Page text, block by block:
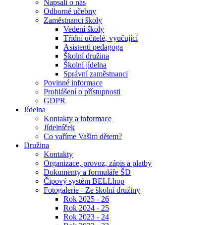
Napsali o nás
Odborné učebny
Zaměstnanci školy
Vedení školy
Třídní učitelé, vyučující
Asistenti pedagoga
Školní družina
Školní jídelna
Správní zaměstnanci
Povinné informace
Prohlášení o přístupnosti
GDPR
Jídelna
Kontakty a informace
Jídelníček
Co vaříme Vašim dětem?
Družina
Kontakty
Organizace, provoz, zápis a platby
Dokumenty a formuláře ŠD
Čipový systém BELLhop
Fotogalerie - Ze školní družiny
Rok 2025 - 26
Rok 2024 - 25
Rok 2023 - 24